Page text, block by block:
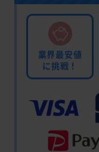
業界最安値
に挑戦！